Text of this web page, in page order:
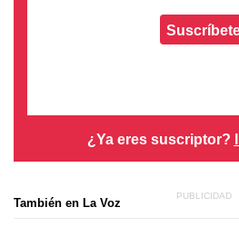
¿Ya eres suscriptor?
También en La Voz